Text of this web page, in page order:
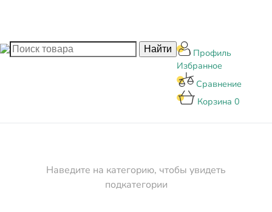
Профиль
Избранное
Сравнение
Корзина 0
Наведите на категорию, чтобы увидеть
подкатегории